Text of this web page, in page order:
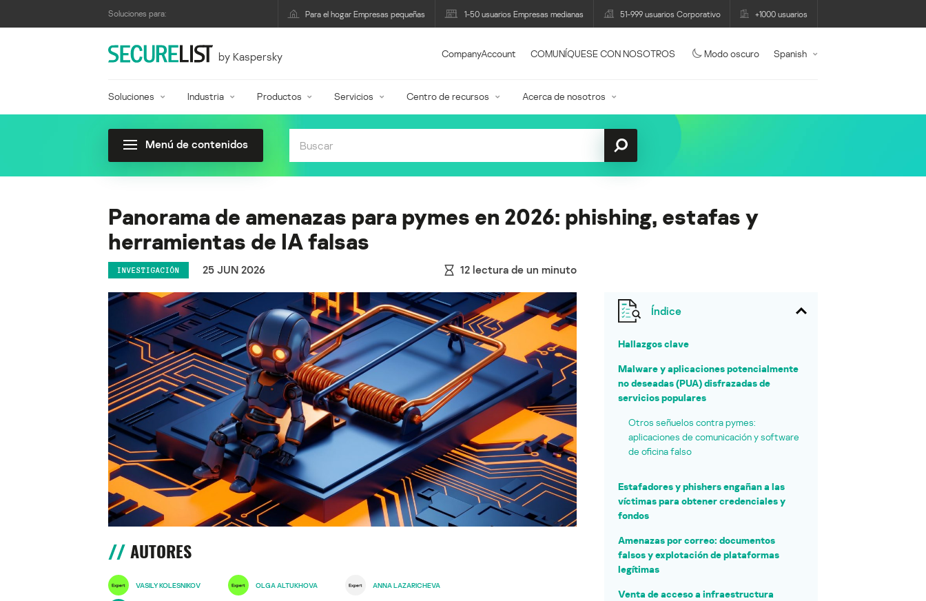
Soluciones para: Para el hogar Empresas pequeñas 1-50 usuarios Empresas medianas 51-999 usuarios Corporativo +1000 usuarios
by Kaspersky CompanyAccount COMUNÍQUESE CON NOSOTROS Modo oscuro Spanish
Soluciones Industria Productos Servicios Centro de recursos Acerca de nosotros
Menú de contenidos
Panorama de amenazas para pymes en 2026: phishing, estafas y
herramientas de IA falsas
INVESTIGACIÓN 25 JUN 2026 12 lectura de un minuto
AUTORES
VASILY KOLESNIKOV OLGA ALTUKHOVA ANNA LAZARICHEVA
Índice
Hallazgos clave
Malware y aplicaciones potencialmente
no deseadas (PUA) disfrazadas de
servicios populares
Otros señuelos contra pymes:
aplicaciones de comunicación y software
de oficina falso
Estafadores y phishers engañan a las
víctimas para obtener credenciales y
fondos
Amenazas por correo: documentos
falsos y explotación de plataformas
legítimas
Venta de acceso a infraestructura